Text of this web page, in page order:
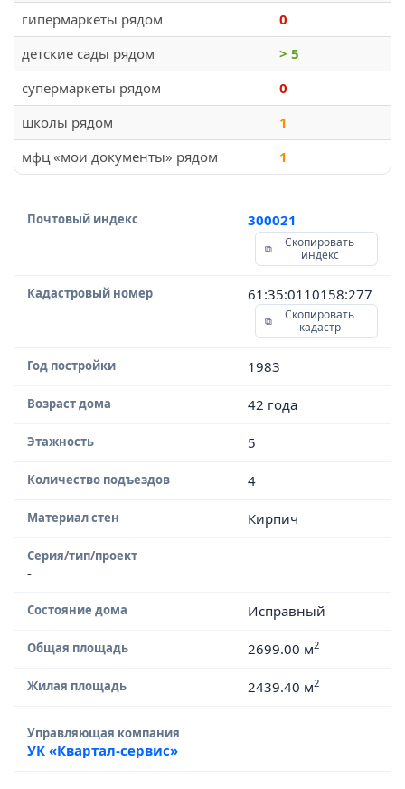
гипермаркеты рядом
0
детские сады рядом
> 5
супермаркеты рядом
0
школы рядом
1
мфц «мои документы» рядом
1
Почтовый индекс 300021
Скопировать
индекс
Кадастровый номер 61:35:0110158:277
Скопировать
кадастр
Год постройки 1983
Возраст дома 42 года
Этажность 5
Количество подъездов 4
Материал стен Кирпич
Серия/тип/проект
-
Состояние дома Исправный
Общая площадь 2699.00 м2
Жилая площадь 2439.40 м2
Управляющая компания
УК «Квартал-сервис»